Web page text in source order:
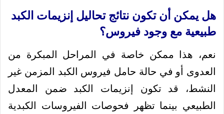
هل يمكن أن تكون نتائج تحاليل إنزيمات الكبد
طبيعية مع وجود فيروس؟
نعم، هذا ممكن خاصة في المراحل المبكرة من
العدوى أو في حالة حامل فيروس الكبد المزمن غير
النشط، قد تكون إنزيمات الكبد ضمن المعدل
الطبيعي بينما تظهر فحوصات الفيروسات الكبدية